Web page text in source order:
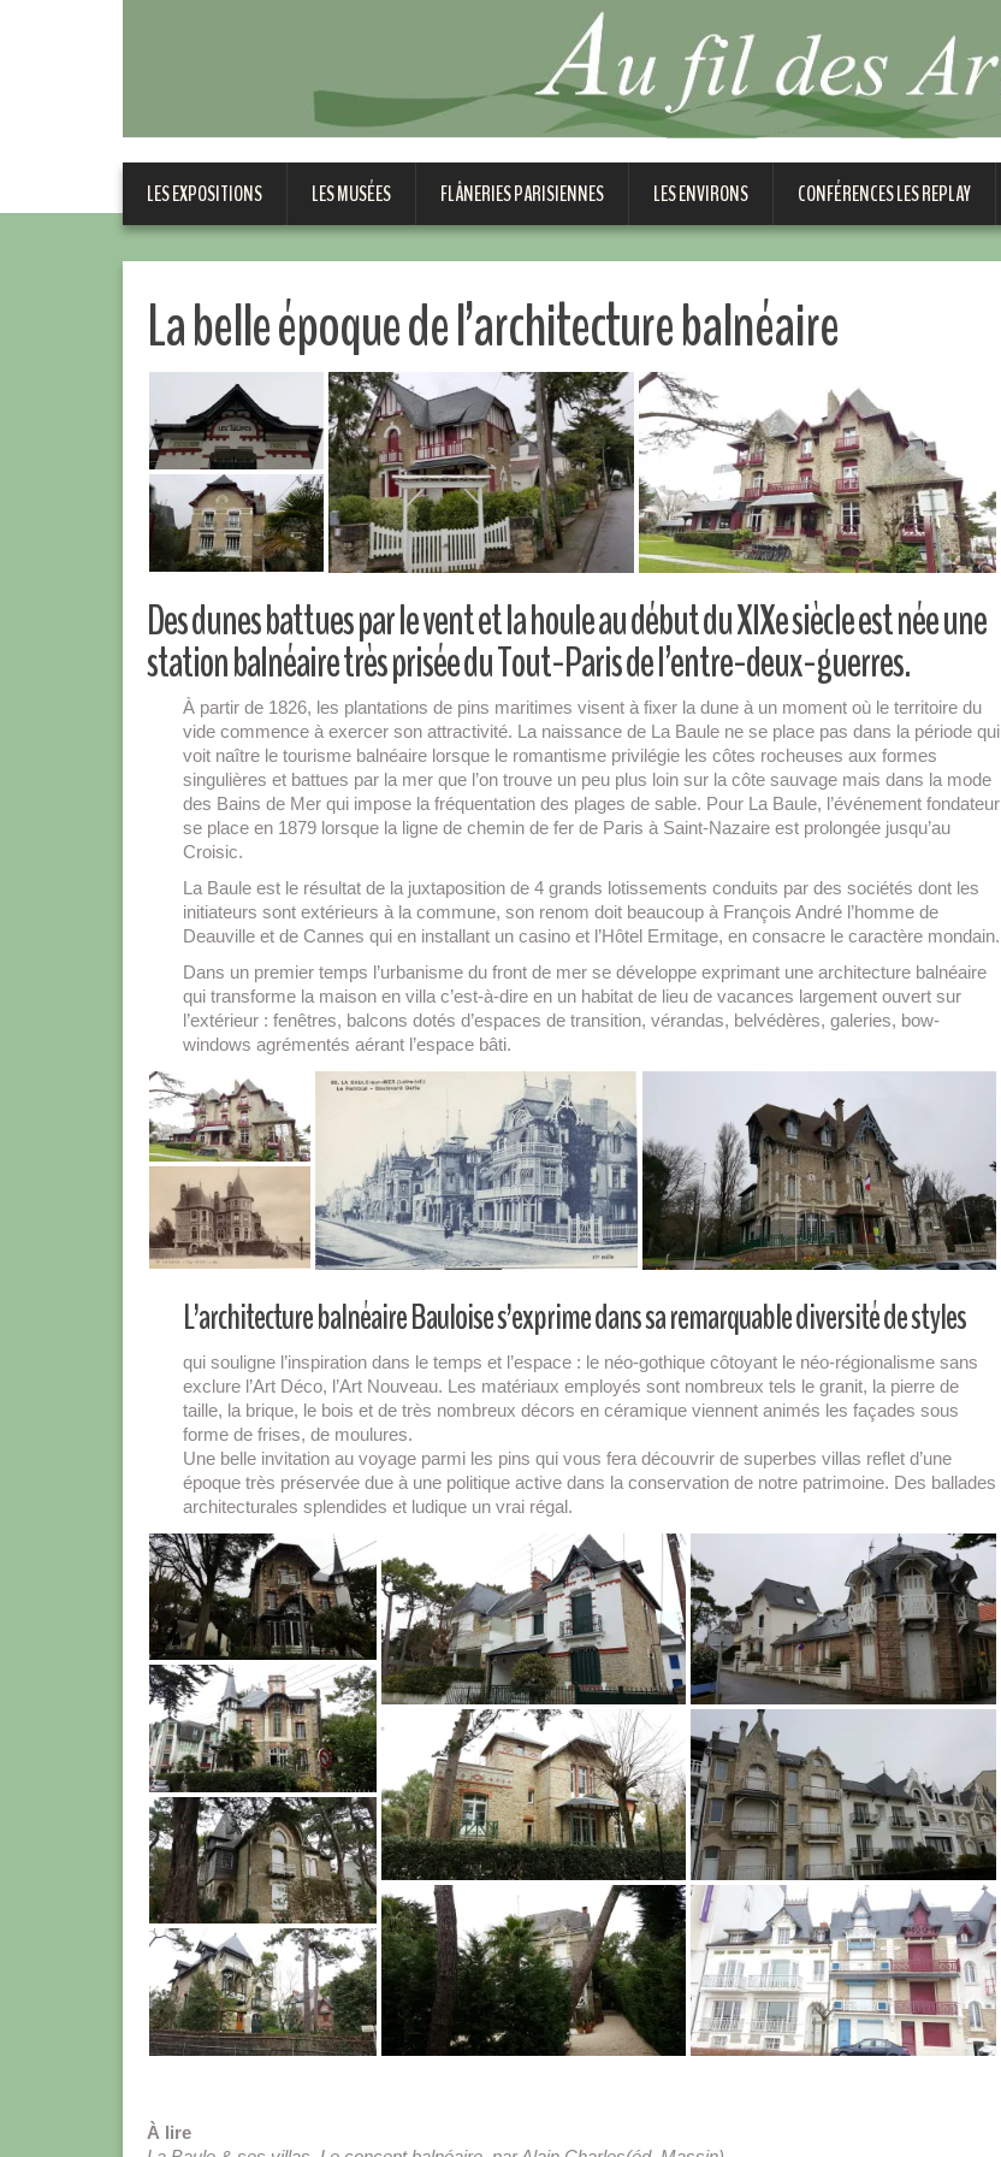
LES EXPOSITIONS LES MUSÉES FLÂNERIES PARISIENNES LES ENVIRONS CONFÉRENCES LES REPLAY
La belle époque de l’architecture balnéaire
Des dunes battues par le vent et la houle au début du XIXe siècle est née une
station balnéaire très prisée du Tout-Paris de l’entre-deux-guerres.
À partir de 1826, les plantations de pins maritimes visent à fixer la dune à un moment où le territoire du
vide commence à exercer son attractivité. La naissance de La Baule ne se place pas dans la période qui
voit naître le tourisme balnéaire lorsque le romantisme privilégie les côtes rocheuses aux formes
singulières et battues par la mer que l’on trouve un peu plus loin sur la côte sauvage mais dans la mode
des Bains de Mer qui impose la fréquentation des plages de sable. Pour La Baule, l’événement fondateur
se place en 1879 lorsque la ligne de chemin de fer de Paris à Saint-Nazaire est prolongée jusqu’au
Croisic.
La Baule est le résultat de la juxtaposition de 4 grands lotissements conduits par des sociétés dont les
initiateurs sont extérieurs à la commune, son renom doit beaucoup à François André l’homme de
Deauville et de Cannes qui en installant un casino et l’Hôtel Ermitage, en consacre le caractère mondain.
Dans un premier temps l’urbanisme du front de mer se développe exprimant une architecture balnéaire
qui transforme la maison en villa c’est-à-dire en un habitat de lieu de vacances largement ouvert sur
l’extérieur : fenêtres, balcons dotés d’espaces de transition, vérandas, belvédères, galeries, bow-
windows agrémentés aérant l’espace bâti.
L’architecture balnéaire Bauloise s’exprime dans sa remarquable diversité de styles
qui souligne l’inspiration dans le temps et l’espace : le néo-gothique côtoyant le néo-régionalisme sans
exclure l’Art Déco, l’Art Nouveau. Les matériaux employés sont nombreux tels le granit, la pierre de
taille, la brique, le bois et de très nombreux décors en céramique viennent animés les façades sous
forme de frises, de moulures.
Une belle invitation au voyage parmi les pins qui vous fera découvrir de superbes villas reflet d’une
époque très préservée due à une politique active dans la conservation de notre patrimoine. Des ballades
architecturales splendides et ludique un vrai régal.
À lire